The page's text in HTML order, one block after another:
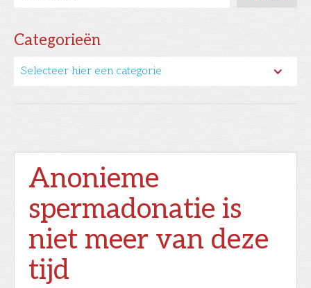
Categorieën
Selecteer hier een categorie
Anonieme
spermadonatie is
niet meer van deze
tijd